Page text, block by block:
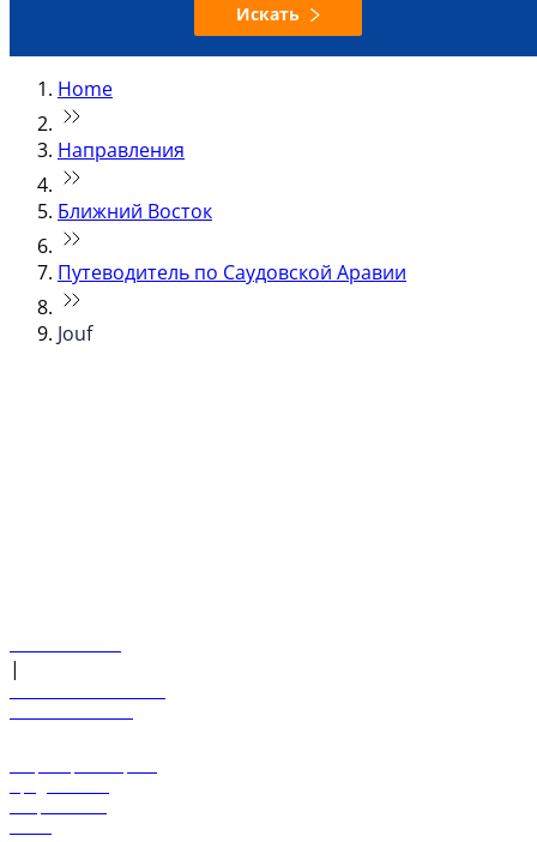
Искать
Home
Направления
Ближний Восток
Путеводитель по Саудовской Аравии
Jouf
|